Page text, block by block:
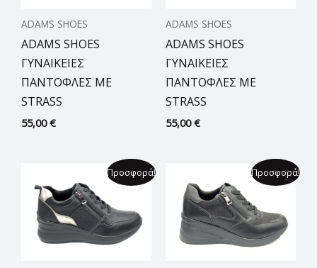
ADAMS SHOES
ADAMS SHOES
ΓΥΝΑΙΚΕΙΕΣ
ΠΑΝΤΟΦΛΕΣ ΜΕ
STRASS
55,00€
ADAMS SHOES
ADAMS SHOES
ΓΥΝΑΙΚΕΙΕΣ
ΠΑΝΤΟΦΛΕΣ ΜΕ
STRASS
55,00€
Προσφορά!
price
was:
70,00 €.
τρέχουσα
τιμή
είναι:
49,99 €.
Προσφορά!
price
was:
70,00 €.
τρέχουσα
τιμή
είναι:
49,99 €.